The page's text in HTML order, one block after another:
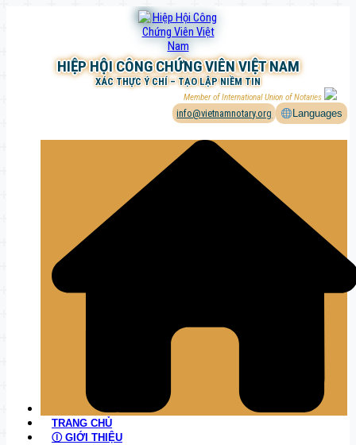
HIỆP HỘI CÔNG CHỨNG VIÊN VIỆT NAM
XÁC THỰC Ý CHÍ – TẠO LẬP NIỀM TIN
Member of International Union of Notaries
info@vietnamnotary.org Languages
TRANG CHỦ
Ⓘ GIỚI THIỆU